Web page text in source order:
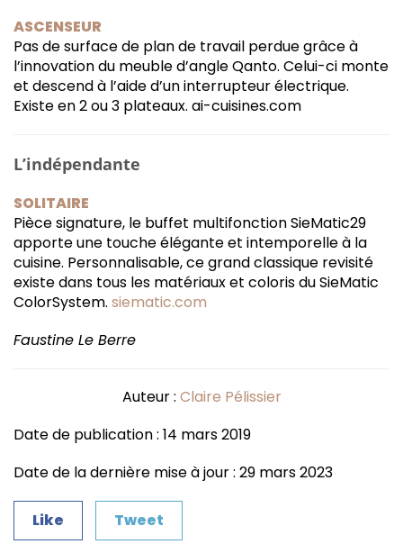
ASCENSEUR
Pas de surface de plan de travail perdue grâce à
l’innovation du meuble d’angle Qanto. Celui-ci monte
et descend à l’aide d’un interrupteur électrique.
Existe en 2 ou 3 plateaux. ai-cuisines.com
L’indépendante
SOLITAIRE
Pièce signature, le buffet multifonction SieMatic29
apporte une touche élégante et intemporelle à la
cuisine. Personnalisable, ce grand classique revisité
existe dans tous les matériaux et coloris du SieMatic
ColorSystem. siematic.com
Faustine Le Berre
Auteur : Claire Pélissier
Date de publication : 14 mars 2019
Date de la dernière mise à jour : 29 mars 2023
Like Tweet